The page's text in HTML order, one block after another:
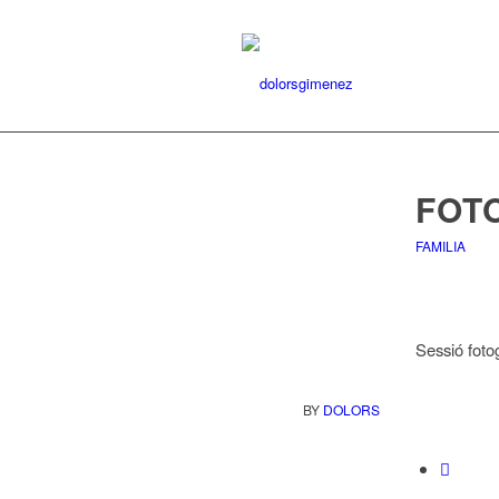
FAMILIA
Sessió
BY DOLORS